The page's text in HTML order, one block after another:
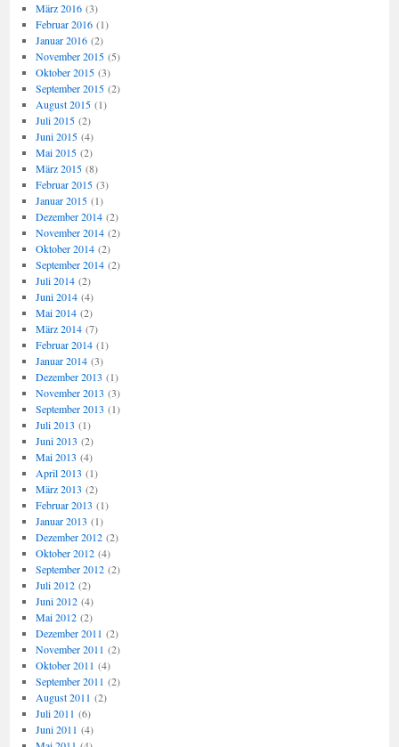
März 2016(3)
Februar 2016(1)
Januar 2016(2)
November 2015(5)
Oktober 2015(3)
September 2015(2)
August 2015(1)
Juli 2015(2)
Juni 2015(4)
Mai 2015(2)
März 2015(8)
Februar 2015(3)
Januar 2015(1)
Dezember 2014(2)
November 2014(2)
Oktober 2014(2)
September 2014(2)
Juli 2014(2)
Juni 2014(4)
Mai 2014(2)
März 2014(7)
Februar 2014(1)
Januar 2014(3)
Dezember 2013 (1)
November 2013 (3)
September 2013 (1)
Juli 2013 (1)
Juni 2013 (2)
Mai 2013 (4)
April 2013 (1)
März 2013 (2)
Februar 2013 (1)
Januar 2013 (1)
Dezember 2012(2)
Oktober 2012(4)
September 2012(2)
Juli 2012(2)
Juni 2012(4)
Mai 2012(2)
Dezember 2011 (2)
November 2011 (2)
Oktober 2011 (4)
September 2011 (2)
August 2011 (2)
Juli 2011 (6)
Juni 2011 (4)